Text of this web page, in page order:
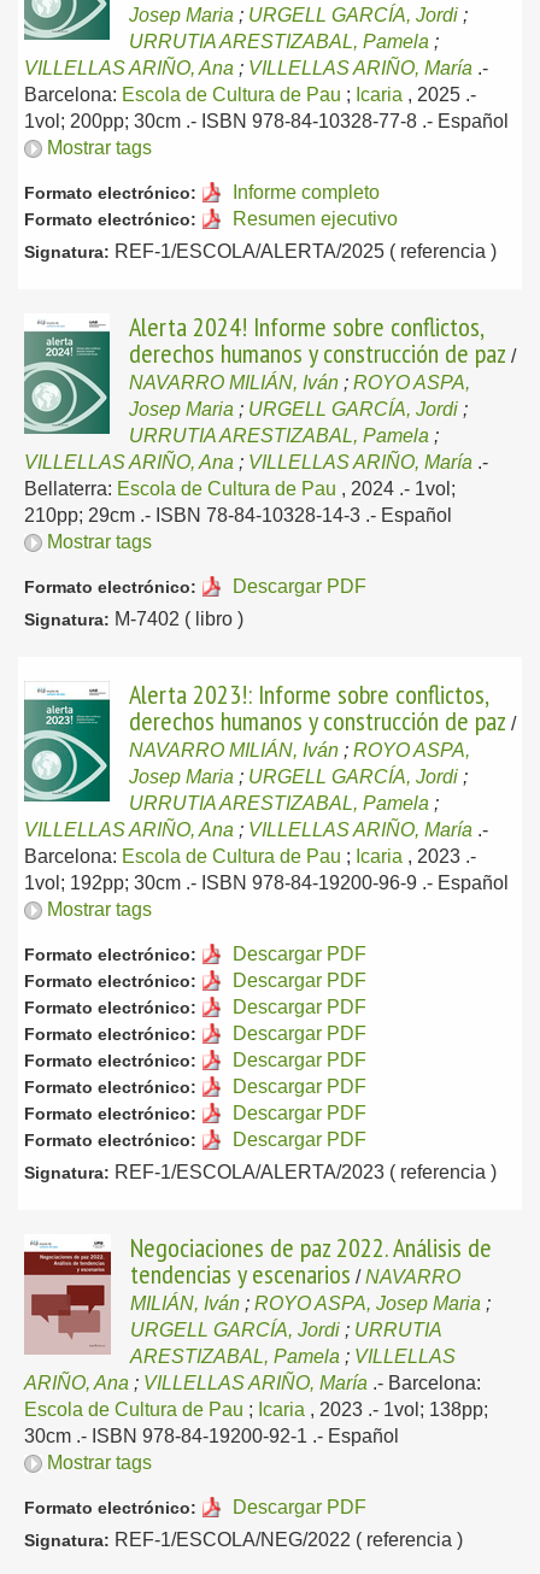
Josep Maria ; URGELL GARCÍA, Jordi ;
URRUTIA ARESTIZABAL, Pamela ;
VILLELLAS ARIÑO, Ana ; VILLELLAS ARIÑO, María .-
Barcelona: Escola de Cultura de Pau ; Icaria , 2025 .-
1vol; 200pp; 30cm .- ISBN 978-84-10328-77-8 .- Español
Mostrar tags
Formato electrónico: Informe completo
Formato electrónico: Resumen ejecutivo
Signatura: REF-1/ESCOLA/ALERTA/2025 ( referencia )
Alerta 2024! Informe sobre conflictos,
derechos humanos y construcción de paz /
NAVARRO MILIÁN, Iván ; ROYO ASPA,
Josep Maria ; URGELL GARCÍA, Jordi ;
URRUTIA ARESTIZABAL, Pamela ;
VILLELLAS ARIÑO, Ana ; VILLELLAS ARIÑO, María .-
Bellaterra: Escola de Cultura de Pau , 2024 .- 1vol;
210pp; 29cm .- ISBN 78-84-10328-14-3 .- Español
Mostrar tags
Formato electrónico: Descargar PDF
Signatura: M-7402 ( libro )
Alerta 2023!: Informe sobre conflictos,
derechos humanos y construcción de paz /
NAVARRO MILIÁN, Iván ; ROYO ASPA,
Josep Maria ; URGELL GARCÍA, Jordi ;
URRUTIA ARESTIZABAL, Pamela ;
VILLELLAS ARIÑO, Ana ; VILLELLAS ARIÑO, María .-
Barcelona: Escola de Cultura de Pau ; Icaria , 2023 .-
1vol; 192pp; 30cm .- ISBN 978-84-19200-96-9 .- Español
Mostrar tags
Formato electrónico: Descargar PDF
Formato electrónico: Descargar PDF
Formato electrónico: Descargar PDF
Formato electrónico: Descargar PDF
Formato electrónico: Descargar PDF
Formato electrónico: Descargar PDF
Formato electrónico: Descargar PDF
Formato electrónico: Descargar PDF
Signatura: REF-1/ESCOLA/ALERTA/2023 ( referencia )
Negociaciones de paz 2022. Análisis de
tendencias y escenarios /NAVARRO
MILIÁN, Iván ; ROYO ASPA, Josep Maria ;
URGELL GARCÍA, Jordi ; URRUTIA
ARESTIZABAL, Pamela ; VILLELLAS
ARIÑO, Ana ; VILLELLAS ARIÑO, María .- Barcelona:
Escola de Cultura de Pau ; Icaria , 2023 .- 1vol; 138pp;
30cm .- ISBN 978-84-19200-92-1 .- Español
Mostrar tags
Formato electrónico: Descargar PDF
Signatura: REF-1/ESCOLA/NEG/2022 ( referencia )